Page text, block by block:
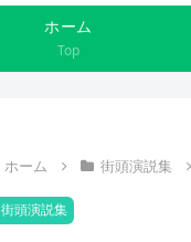
ホーム
Top
ホーム 街頭演説集
街頭演説集